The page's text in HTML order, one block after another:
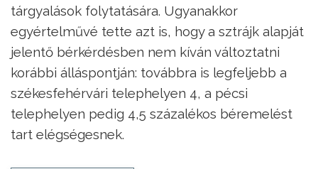
tárgyalások folytatására. Ugyanakkor
egyértelművé tette azt is, hogy a sztrájk alapját
jelentő bérkérdésben nem kíván változtatni
korábbi álláspontján: továbbra is legfeljebb a
székesfehérvári telephelyen 4, a pécsi
telephelyen pedig 4,5 százalékos béremelést
tart elégségesnek.